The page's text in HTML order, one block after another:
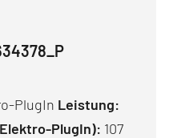
PlugIn Leistung:
PlugIn): 107